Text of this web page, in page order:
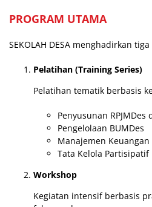
PROGRAM UTAMA
SEKOLAH DESA menghadirkan
Pelatihan (Training Series)
Pelatihan tematik berbasis
Penyusunan RPJMDes
Pengelolaan BUMDes
Manajemen Keuangan
Tata Kelola Partisipatif
Workshop
Kegiatan intensif berbasis